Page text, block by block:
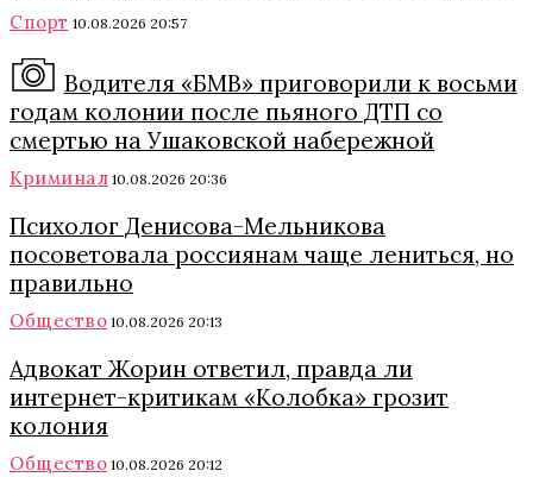
Спорт 10.08.2026 20:57
Водителя «БМВ» приговорили к восьми
годам колонии после пьяного ДТП со
смертью на Ушаковской набережной
Криминал 10.08.2026 20:36
Психолог Денисова-Мельникова
посоветовала россиянам чаще лениться, но
правильно
Общество 10.08.2026 20:13
Адвокат Жорин ответил, правда ли
интернет-критикам «Колобка» грозит
колония
Общество 10.08.2026 20:12